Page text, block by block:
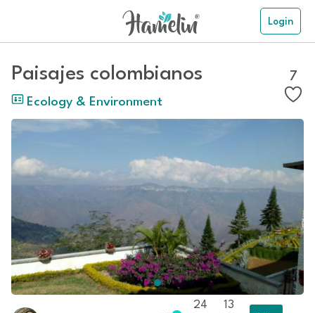
Login
Paisajes colombianos
Ecology & Environment
7
24
13